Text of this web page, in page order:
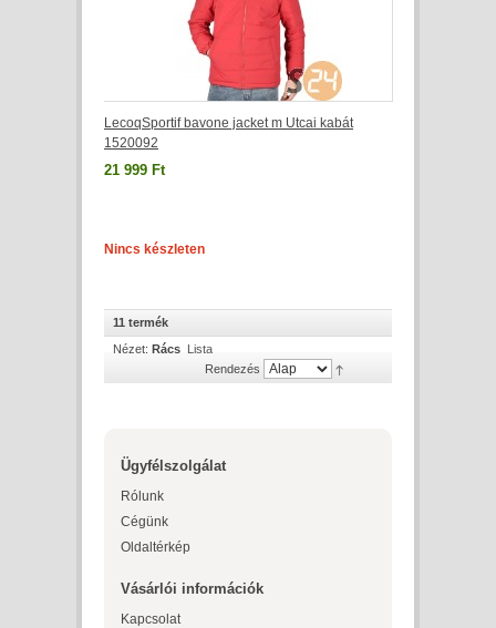
LecoqSportif bavone jacket m Utcai kabát
1520092
21 999 Ft
Nincs készleten
11 termék
Nézet: Rács Lista
Rendezés
Ügyfélszolgálat
Rólunk
Cégünk
Oldaltérkép
Vásárlói információk
Kapcsolat